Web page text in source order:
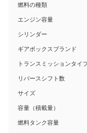
燃料の種類
エンジン容量
シリンダー
ギアボックスブランド
トランスミッションタイ
リバースシフト数
サイズ
容量（積載量）
燃料タンク容量